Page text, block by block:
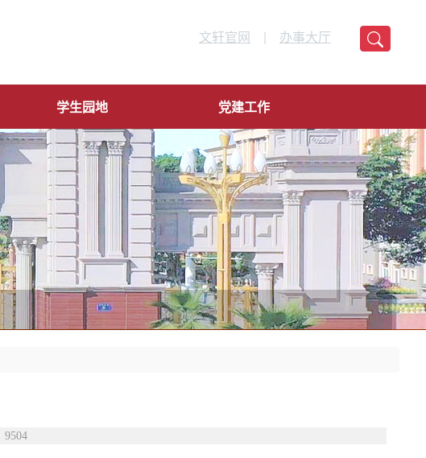
9504
学生园地 党建工作
文轩官网 | 办事大厅